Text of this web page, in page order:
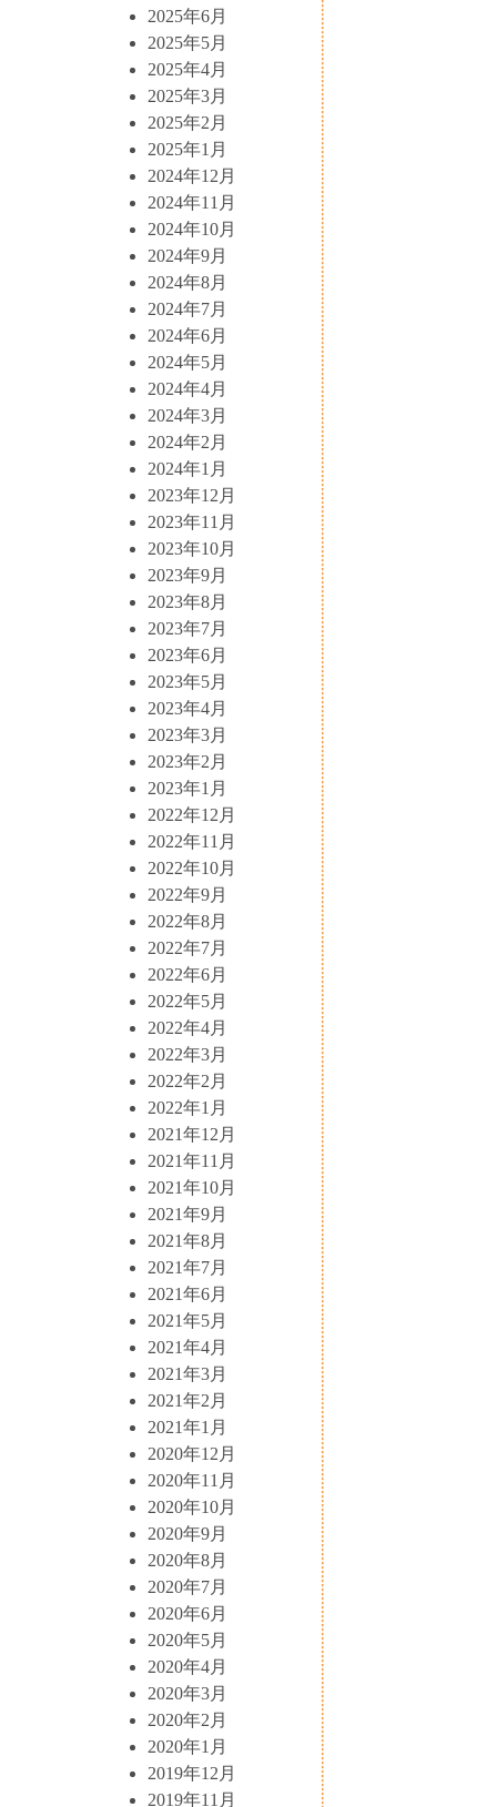
2025年6月
2025年5月
2025年4月
2025年3月
2025年2月
2025年1月
2024年12月
2024年11月
2024年10月
2024年9月
2024年8月
2024年7月
2024年6月
2024年5月
2024年4月
2024年3月
2024年2月
2024年1月
2023年12月
2023年11月
2023年10月
2023年9月
2023年8月
2023年7月
2023年6月
2023年5月
2023年4月
2023年3月
2023年2月
2023年1月
2022年12月
2022年11月
2022年10月
2022年9月
2022年8月
2022年7月
2022年6月
2022年5月
2022年4月
2022年3月
2022年2月
2022年1月
2021年12月
2021年11月
2021年10月
2021年9月
2021年8月
2021年7月
2021年6月
2021年5月
2021年4月
2021年3月
2021年2月
2021年1月
2020年12月
2020年11月
2020年10月
2020年9月
2020年8月
2020年7月
2020年6月
2020年5月
2020年4月
2020年3月
2020年2月
2020年1月
2019年12月
2019年11月